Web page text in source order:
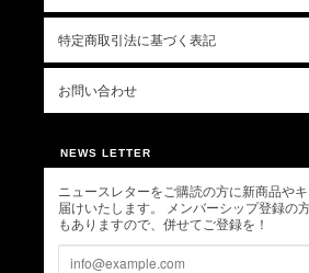
特定商取引法に基づく表記
お問い合わせ
NEWS LETTER
ニュースレターをご購読の方に新商品や
届けいたします。 メンバーシップ登録の
もありますので、併せてご登録を！